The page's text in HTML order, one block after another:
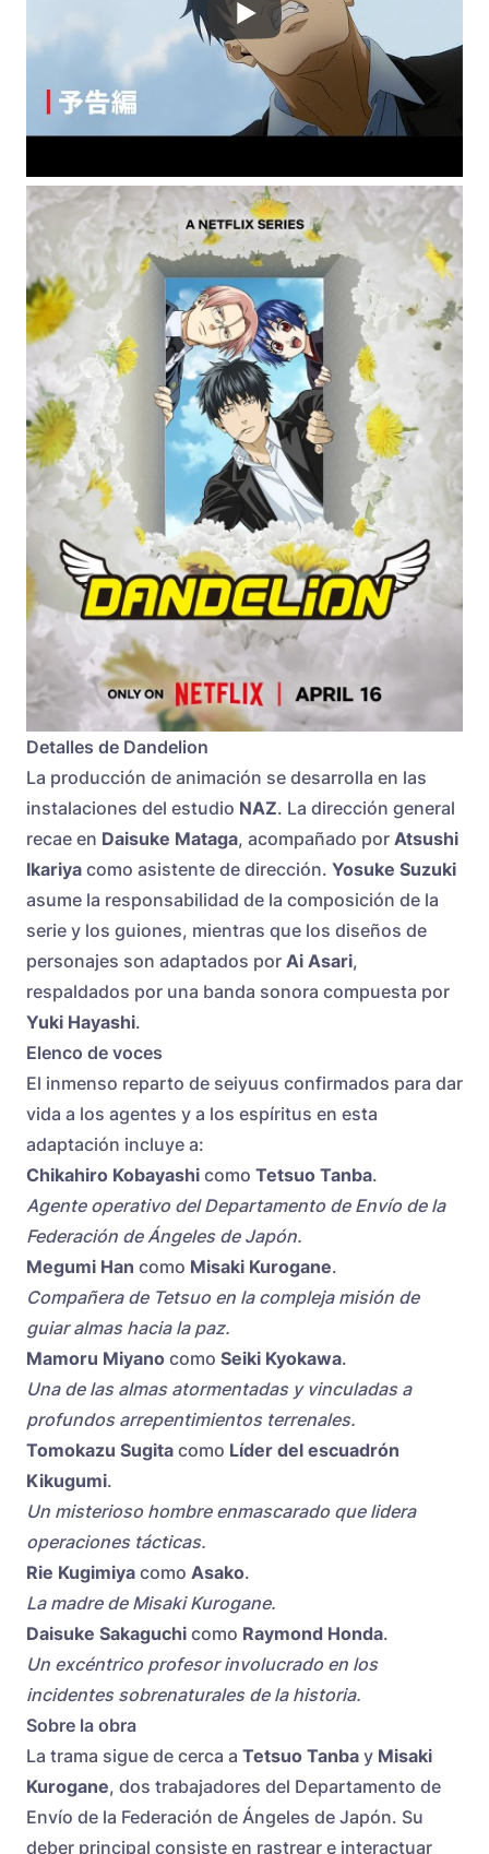
Detalles de Dandelion
La producción de animación se desarrolla en las
instalaciones del estudio NAZ. La dirección general
recae en Daisuke Mataga, acompañado por Atsushi
Ikariya como asistente de dirección. Yosuke Suzuki
asume la responsabilidad de la composición de la
serie y los guiones, mientras que los diseños de
personajes son adaptados por Ai Asari,
respaldados por una banda sonora compuesta por
Yuki Hayashi.
Elenco de voces
El inmenso reparto de seiyuus confirmados para dar
vida a los agentes y a los espíritus en esta
adaptación incluye a:
Chikahiro Kobayashi como Tetsuo Tanba.
Agente operativo del Departamento de Envío de la
Federación de Ángeles de Japón.
Megumi Han como Misaki Kurogane.
Compañera de Tetsuo en la compleja misión de
guiar almas hacia la paz.
Mamoru Miyano como Seiki Kyokawa.
Una de las almas atormentadas y vinculadas a
profundos arrepentimientos terrenales.
Tomokazu Sugita como Líder del escuadrón
Kikugumi.
Un misterioso hombre enmascarado que lidera
operaciones tácticas.
Rie Kugimiya como Asako.
La madre de Misaki Kurogane.
Daisuke Sakaguchi como Raymond Honda.
Un excéntrico profesor involucrado en los
incidentes sobrenaturales de la historia.
Sobre la obra
La trama sigue de cerca a Tetsuo Tanba y Misaki
Kurogane, dos trabajadores del Departamento de
Envío de la Federación de Ángeles de Japón. Su
deber principal consiste en rastrear e interactuar